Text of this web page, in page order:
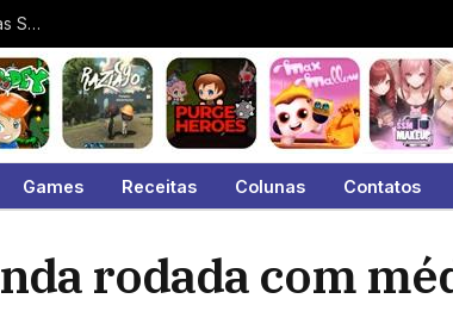
MAIS LIDAS – Investigação do MP para apurar enriquecimento de Lucas Sanches lidera acessos
Games Receitas Colunas Contatos
rodada com